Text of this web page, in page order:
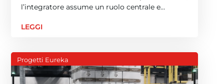
l’integratore assume un ruolo centrale e…
LEGGI
Progetti Eureka